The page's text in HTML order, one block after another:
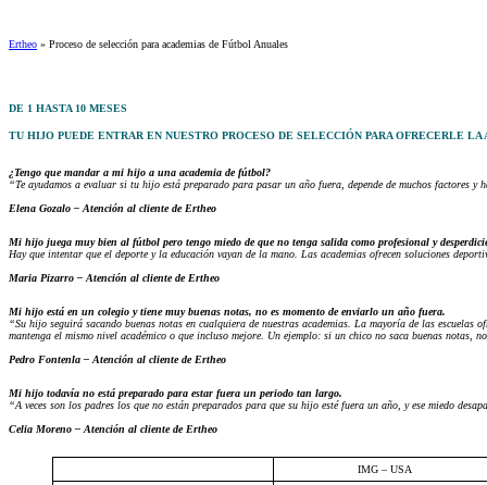
Ertheo » Proceso de selección para academias de Fútbol Anuales
DE 1 HASTA 10 MESES
TU HIJO PUEDE ENTRAR EN NUESTRO PROCESO DE SELECCIÓN PARA OFRECERLE LA
¿Tengo que mandar a mi hijo a una academia de fútbol?
“Te ayudamos a evaluar si tu hijo está preparado para pasar un año fuera, depende de muchos factores
Elena Gozalo – Atención al cliente de Ertheo
Mi hijo juega muy bien al fútbol pero tengo miedo de que no tenga salida como profesional y
Hay que intentar que el deporte y la educación vayan de la mano. Las academias ofrecen soluciones
Maria Pizarro – Atención al cliente de Ertheo
Mi hijo está en un colegio y tiene muy buenas notas, no es momento de enviarlo un año fuera.
“Su hijo seguirá sacando buenas notas en cualquiera de nuestras academias. La mayoría de las
mantenga el mismo nivel académico o que incluso mejore. Un ejemplo: si un chico no saca buenas
Pedro Fontenla – Atención al cliente de Ertheo
Mi hijo todavía no está preparado para estar fuera un periodo tan largo.
“A veces son los padres los que no están preparados para que su hijo esté fuera un año, y ese miedo
Celia Moreno – Atención al cliente de Ertheo
IMG – USA